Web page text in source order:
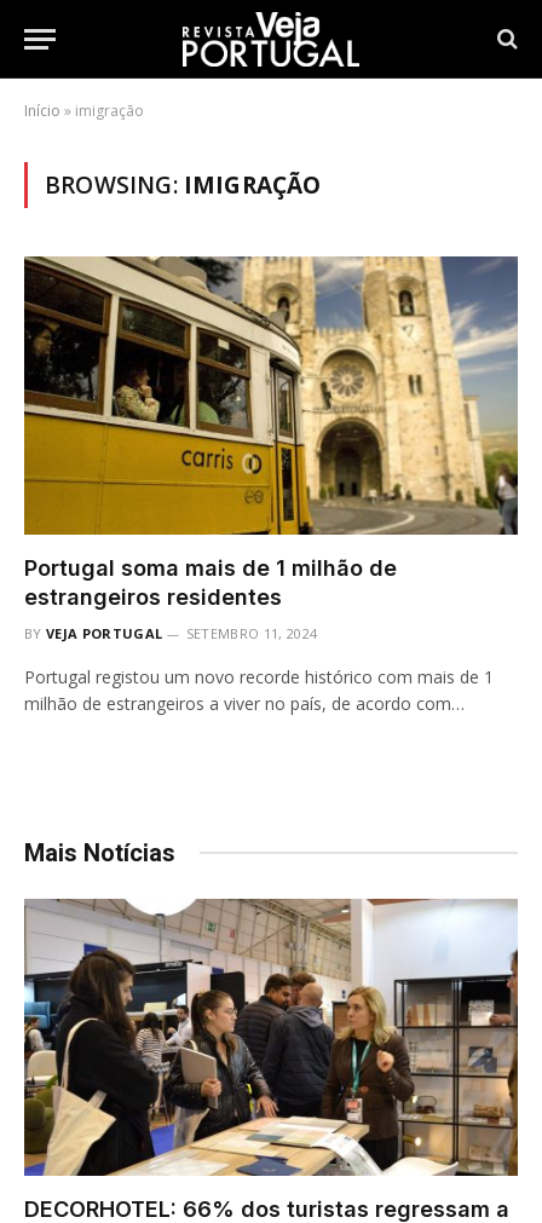
Início » imigração
BROWSING: IMIGRAÇÃO
Portugal soma mais de 1 milhão de
estrangeiros residentes
BY VEJA PORTUGAL SETEMBRO 11, 2024
Portugal registou um novo recorde histórico com mais de 1
milhão de estrangeiros a viver no país, de acordo com…
Mais Notícias
DECORHOTEL: 66% dos turistas regressam a